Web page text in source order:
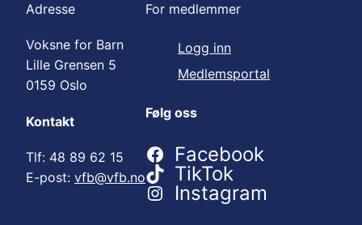
Adresse
Voksne for Barn
Lille Grensen 5
0159 Oslo
Kontakt
Tlf: 48 89 62 15
E-post: vfb@vfb.no
For medlemmer
Logg inn
Medlemsportal
Følg oss
Facebook
TikTok
Instagram